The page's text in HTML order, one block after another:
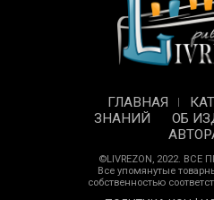
ГЛАВНАЯ
ЗНАНИЙ
ОБ
©LIVREZON, 2022.
Все упомянутые
собственностью